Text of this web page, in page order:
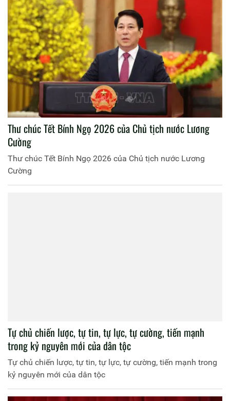
Thư chúc Tết Bính Ngọ 2026 của Chủ tịch nước Lương
Cường
Thư chúc Tết Bính Ngọ 2026 của Chủ tịch nước Lương
Cường
Tự chủ chiến lược, tự tin, tự lực, tự cường, tiến mạnh
trong kỷ nguyên mới của dân tộc
Tự chủ chiến lược, tự tin, tự lực, tự cường, tiến mạnh trong
kỷ nguyên mới của dân tộc